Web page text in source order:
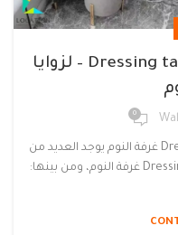
20 تصميم تسريحة – Dressing tables – لزوايا
0
أحدث تصميم ل تسريحة - Dressing tables غرفة النوم يوجد العديد من
التصاميم الحديثة ل تسريحة - Dressing tables غرفة النوم، ومن بينها: